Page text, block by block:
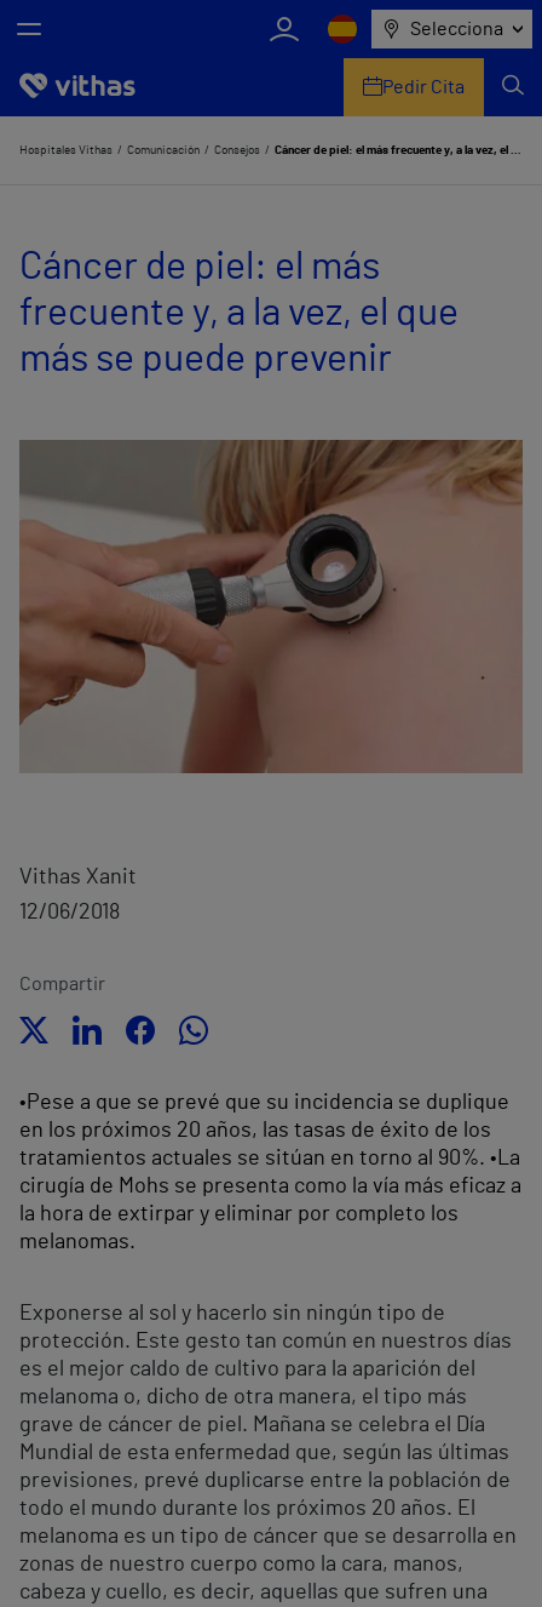
Selecciona
Nosotros
Servicios de salud
Equipo médico y asistencial
Comunicación
Pedir Cita
Hospitales Vithas Comunicación Consejos Cáncer de piel: el más frecuente y, a la vez, el que más se puede prevenir
Cáncer de piel: el más
frecuente y, a la vez, el que
más se puede prevenir
Vithas Xanit
12/06/2018
Compartir
•Pese a que se prevé que su incidencia se duplique
en los próximos 20 años, las tasas de éxito de los
tratamientos actuales se sitúan en torno al 90%. •La
cirugía de Mohs se presenta como la vía más eficaz a
la hora de extirpar y eliminar por completo los
melanomas.
Exponerse al sol y hacerlo sin ningún tipo de
protección. Este gesto tan común en nuestros días
es el mejor caldo de cultivo para la aparición del
melanoma o, dicho de otra manera, el tipo más
grave de cáncer de piel. Mañana se celebra el Día
Mundial de esta enfermedad que, según las últimas
previsiones, prevé duplicarse entre la población de
todo el mundo durante los próximos 20 años. El
melanoma es un tipo de cáncer que se desarrolla en
zonas de nuestro cuerpo como la cara, manos,
cabeza y cuello, es decir, aquellas que sufren una